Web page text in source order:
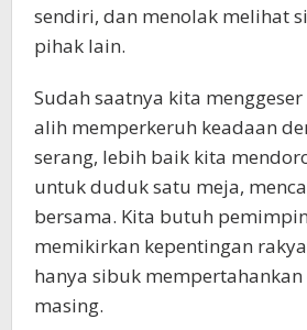
sendiri, dan menolak melihat
pihak lain.
Sudah saatnya kita
alih memperkeruh keadaan
serang, lebih baik kita
untuk duduk satu meja,
bersama. Kita butuh
memikirkan kepentingan
hanya sibuk mempertahankan
masing.